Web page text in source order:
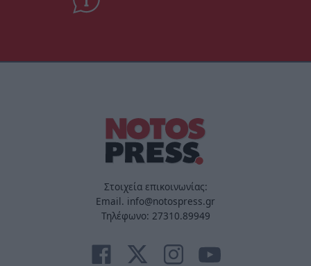
Στοιχεία επικοινωνίας:
Email. info@notospress.gr
Τηλέφωνο: 27310.89949